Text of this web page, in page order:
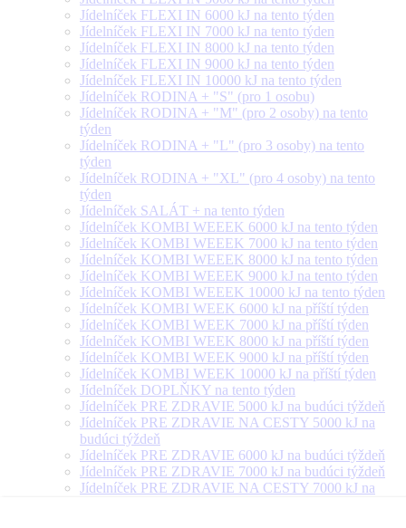
Jídelníček FLEXI IN 6000 kJ na tento týden
Jídelníček FLEXI IN 7000 kJ na tento týden
Jídelníček FLEXI IN 8000 kJ na tento týden
Jídelníček FLEXI IN 9000 kJ na tento týden
Jídelníček FLEXI IN 10000 kJ na tento týden
Jídelníček RODINA + "S" (pro 1 osobu)
Jídelníček RODINA + "M" (pro 2 osoby) na tento
týden
Jídelníček RODINA + "L" (pro 3 osoby) na tento
týden
Jídelníček RODINA + "XL" (pro 4 osoby) na tento
týden
Jídelníček SALÁT + na tento týden
Jídelníček KOMBI WEEEK 6000 kJ na tento týden
Jídelníček KOMBI WEEEK 7000 kJ na tento týden
Jídelníček KOMBI WEEEK 8000 kJ na tento týden
Jídelníček KOMBI WEEEK 9000 kJ na tento týden
Jídelníček KOMBI WEEEK 10000 kJ na tento týden
Jídelníček KOMBI WEEK 6000 kJ na příští týden
Jídelníček KOMBI WEEK 7000 kJ na příští týden
Jídelníček KOMBI WEEK 8000 kJ na příští týden
Jídelníček KOMBI WEEK 9000 kJ na příští týden
Jídelníček KOMBI WEEK 10000 kJ na příští týden
Jídelníček DOPLŇKY na tento týden
Jídelníček PRE ZDRAVIE 5000 kJ na budúci týždeň
Jídelníček PRE ZDRAVIE NA CESTY 5000 kJ na
budúci týždeň
Jídelníček PRE ZDRAVIE 6000 kJ na budúci týždeň
Jídelníček PRE ZDRAVIE 7000 kJ na budúci týždeň
Jídelníček PRE ZDRAVIE NA CESTY 7000 kJ na